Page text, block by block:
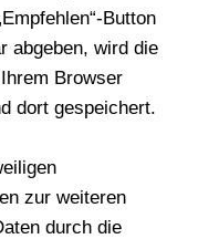
Button
abgeben, wird die
Browser
dort gespeichert.
zur weiteren
durch die